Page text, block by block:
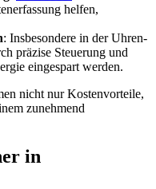
helfen,
: Insbesondere in der Uhren-
präzise Steuerung und
eingespart werden.
nicht nur Kostenvorteile,
zunehmend
in